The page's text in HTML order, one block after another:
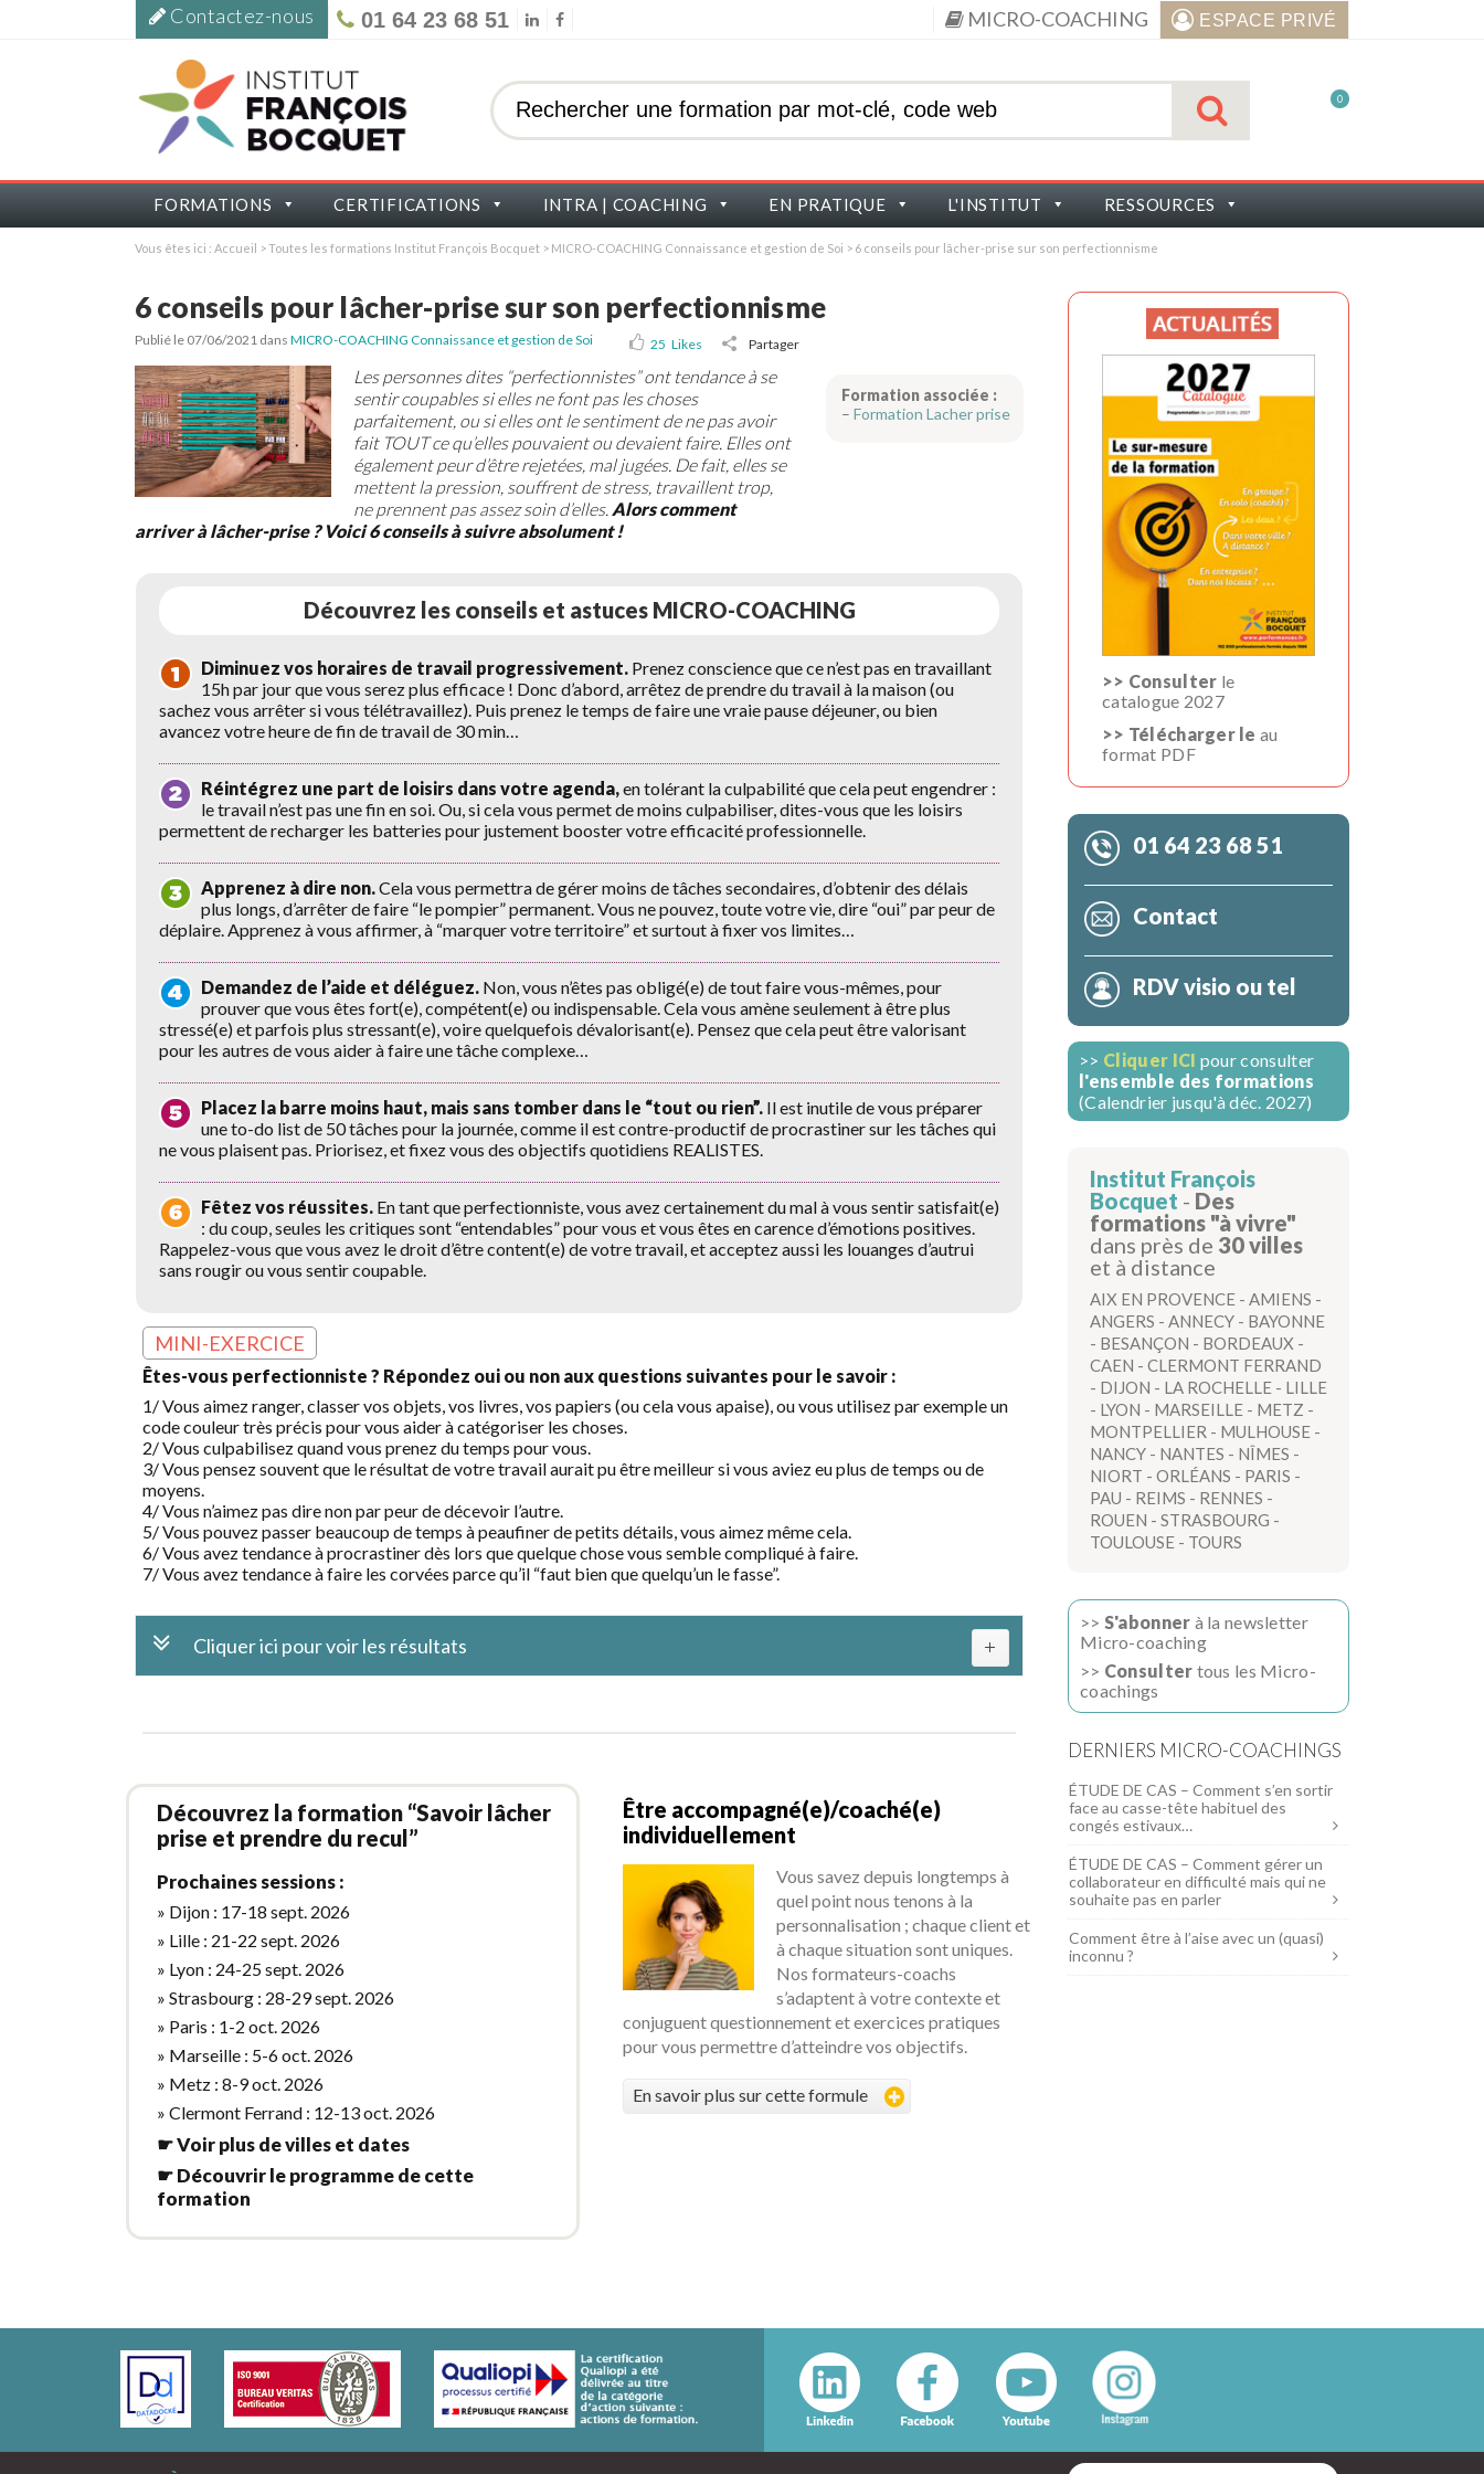
Contactez-nous 01 64 23 68 51 MICRO-COACHING ESPACE PRIVÉ
0
FORMATIONS CERTIFICATIONS INTRA | COACHING EN PRATIQUE L'INSTITUT RESSOURCES
Vous êtes ici : Accueil >Toutes les formations Institut François Bocquet > MICRO-COACHING Connaissance et gestion de Soi > 6 conseils pour lâcher-prise sur son perfectionnisme
6 conseils pour lâcher-prise sur son perfectionnisme
Publié le 07/06/2021 dans MICRO-COACHING Connaissance et gestion de Soi 25 Likes Partager
Les personnes dites “perfectionnistes” ont tendance à se
sentir coupables si elles ne font pas les choses
parfaitement, ou si elles ont le sentiment de ne pas avoir
fait TOUT ce qu’elles pouvaient ou devaient faire. Elles ont
également peur d’être rejetées, mal jugées. De fait, elles se
mettent la pression, souffrent de stress, travaillent trop,
ne prennent pas assez soin d’elles. Alors comment
arriver à lâcher-prise ? Voici 6 conseils à suivre absolument !
Formation associée :
–Formation Lacher prise
Découvrez les conseils et astuces MICRO-COACHING
Diminuez vos horaires de travail progressivement. Prenez conscience que ce n’est pas en travaillant
15h par jour que vous serez plus efficace ! Donc d’abord, arrêtez de prendre du travail à la maison (ou
sachez vous arrêter si vous télétravaillez). Puis prenez le temps de faire une vraie pause déjeuner, ou bien
avancez votre heure de fin de travail de 30 min…
Réintégrez une part de loisirs dans votre agenda,en tolérant la culpabilité que cela peut engendrer :
le travail n’est pas une fin en soi. Ou, si cela vous permet de moins culpabiliser, dites-vous que les loisirs
permettent de recharger les batteries pour justement booster votre efficacité professionnelle.
Apprenez à dire non.Cela vous permettra de gérer moins de tâches secondaires, d’obtenir des délais
plus longs, d’arrêter de faire “le pompier” permanent. Vous ne pouvez, toute votre vie, dire “oui” par peur de
déplaire. Apprenez à vous affirmer, à “marquer votre territoire” et surtout à fixer vos limites…
Demandez de l’aide et déléguez. Non, vous n’êtes pas obligé(e) de tout faire vous-mêmes, pour
prouver que vous êtes fort(e), compétent(e) ou indispensable. Cela vous amène seulement à être plus
stressé(e) et parfois plus stressant(e), voire quelquefois dévalorisant(e). Pensez que cela peut être valorisant
pour les autres de vous aider à faire une tâche complexe…
Placez la barre moins haut, mais sans tomber dans le “tout ou rien”. Il est inutile de vous préparer
une to-do list de 50 tâches pour la journée, comme il est contre-productif de procrastiner sur les tâches qui
ne vous plaisent pas. Priorisez, et fixez vous des objectifs quotidiens REALISTES.
Fêtez vos réussites. En tant que perfectionniste, vous avez certainement du mal à vous sentir satisfait(e)
: du coup, seules les critiques sont “entendables” pour vous et vous êtes en carence d’émotions positives.
Rappelez-vous que vous avez le droit d’être content(e) de votre travail, et acceptez aussi les louanges d’autrui
sans rougir ou vous sentir coupable.
MINI-EXERCICE
Êtes-vous perfectionniste ? Répondez oui ou non aux questions suivantes pour le savoir :
1/ Vous aimez ranger, classer vos objets, vos livres, vos papiers (ou cela vous apaise), ou vous utilisez par exemple un
code couleur très précis pour vous aider à catégoriser les choses.
2/ Vous culpabilisez quand vous prenez du temps pour vous.
3/ Vous pensez souvent que le résultat de votre travail aurait pu être meilleur si vous aviez eu plus de temps ou de
moyens.
4/ Vous n’aimez pas dire non par peur de décevoir l’autre.
5/ Vous pouvez passer beaucoup de temps à peaufiner de petits détails, vous aimez même cela.
6/ Vous avez tendance à procrastiner dès lors que quelque chose vous semble compliqué à faire.
7/ Vous avez tendance à faire les corvées parce qu’il “faut bien que quelqu’un le fasse”.
Cliquer ici pour voir les résultats
Découvrez la formation “Savoir lâcher
prise et prendre du recul”
Prochaines sessions :
» Dijon : 17-18 sept. 2026
» Lille : 21-22 sept. 2026
» Lyon : 24-25 sept. 2026
» Strasbourg : 28-29 sept. 2026
» Paris : 1-2 oct. 2026
» Marseille : 5-6 oct. 2026
» Metz : 8-9 oct. 2026
» Clermont Ferrand : 12-13 oct. 2026
☛ Voir plus de villes et dates
☛ Découvrir le programme de cette
formation
Être accompagné(e)/coaché(e)
individuellement
Vous savez depuis longtemps à
quel point nous tenons à la
personnalisation ; chaque client et
à chaque situation sont uniques.
Nos formateurs-coachs
s’adaptent à votre contexte et
conjuguent questionnement et exercices pratiques
pour vous permettre d’atteindre vos objectifs.
En savoir plus sur cette formule
>> Consulter le
catalogue 2027
>> Télécharger le au
format PDF
01 64 23 68 51
Contact
RDV visio ou tel
>> Cliquer ICI pour consulter
l'ensemble des formations
(Calendrier jusqu'à déc. 2027)
Institut François
Bocquet - Des
formations "à vivre"
dans près de 30 villes
et à distance
AIX EN PROVENCE - AMIENS -
ANGERS - ANNECY - BAYONNE
- BESANÇON - BORDEAUX -
CAEN - CLERMONT FERRAND
- DIJON - LA ROCHELLE - LILLE
- LYON - MARSEILLE - METZ -
MONTPELLIER - MULHOUSE -
NANCY - NANTES - NÎMES -
NIORT - ORLÉANS - PARIS -
PAU - REIMS - RENNES -
ROUEN - STRASBOURG -
TOULOUSE - TOURS
>> S'abonner à la newsletter
Micro-coaching
>> Consulter tous les Micro-
coachings
DERNIERS MICRO-COACHINGS
ÉTUDE DE CAS – Comment s’en sortir
face au casse-tête habituel des
congés estivaux…
ÉTUDE DE CAS – Comment gérer un
collaborateur en difficulté mais qui ne
souhaite pas en parler
Comment être à l’aise avec un (quasi)
inconnu ?